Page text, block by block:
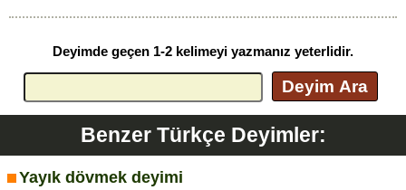
Deyimde geçen 1-2 kelimeyi yazmanız yeterlidir.
Deyim Ara
Benzer Türkçe Deyimler:
Yayık dövmek deyimi